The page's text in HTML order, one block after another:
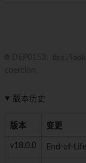
版本历史
版本 变更
v18.0.0 End-of-